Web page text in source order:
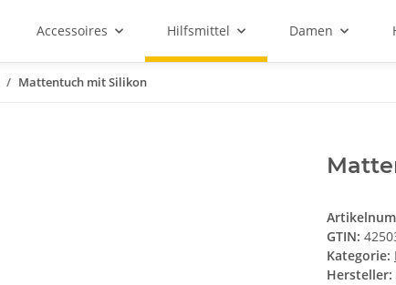
Accessoires Hilfsmittel Damen
Mattentuch mit Silikon
GTIN:
Kategorie:
Hersteller: